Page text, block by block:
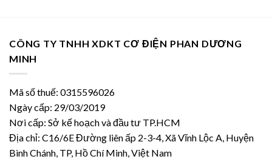
CÔNG TY TNHH XDKT CƠ ĐIỆN PHAN DƯƠNG
MINH
Mã số thuế: 0315596026
Ngày cấp: 29/03/2019
Nơi cấp: Sở kế hoạch và đầu tư TP.HCM
Địa chỉ: C16/6E Đường liên ấp 2-3-4, Xã Vĩnh Lộc A, Huyện
Bình Chánh, TP, Hồ Chí Minh, Việt Nam